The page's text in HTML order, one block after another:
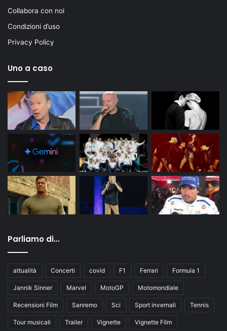
Collabora con noi
Condizioni d’uso
Privacy Policy
Uno a caso
Parliamo di…
attualità Concerti covid F1 Ferrari Formula 1
Jannik Sinner Marvel MotoGP Motomondiale
Recensioni Film Sanremo Sci Sport invernali Tennis
Tour musicali Trailer Vignette Vignette Film